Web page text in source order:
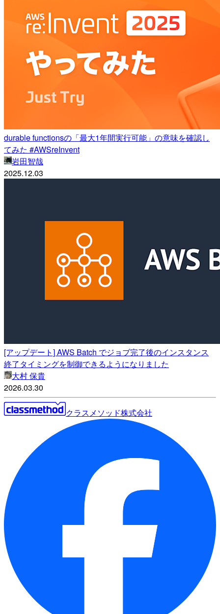
durable functionsの「最大1年間実行可能」の意味を確認し
てみた #AWSreInvent
岩田智哉
2025.12.03
[アップデート] AWS Batch でジョブ完了後のインスタンス
終了タイミングを制御できるようになりました
大村 保貴
2026.03.30
クラスメソッド株式会社